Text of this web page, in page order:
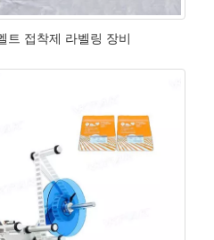
트 접착제 라벨링 장비